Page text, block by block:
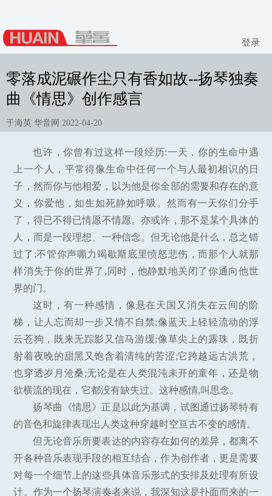
登录
零落成泥碾作尘只有香如故--扬琴独奏
曲《情思》创作感言
于海英 华音网 2022-04-20
也许，你曾有过这样一段经历:一天，你的生命中遇
上一个人，平常得像生命中任何一个与人最初相识的日
子，然而你与他相爱，以为他是你全部的需要和存在的意
义，你爱他，如生如死静如呼吸。然而有一天你们分手
了，得已不得已情愿不情愿。亦或许，那不是某个具体的
人，而是一段理想、一种信念。但无论他是什么，总之错
过了;不管你声嘶力竭歇斯底里愤怒悲伤，而那个人就那
样消失于你的世界了,同时，他静默地关闭了你通向他世
界的门。
这时，有一种感情，像悬在天国又消失在云间的阶
梯，让人忘而却一步又情不自禁;像蓝天上轻轻流动的浮
云苍狗，既来无踪影又信马游缓;像草尖上的露珠，既折
射着夜晚的甜黑又饱含着清纯的苦涩;它跨越远古洪荒，
也穿透岁月沧桑;无论是在人类混沌未开的童年，还是物
欲横流的现在，它都没有缺失过。这种感情,叫思念。
扬琴曲《情思》正是以此为基调，试图通过扬琴特有
的音色和旋律表现出人类这种穿越时空亘古不变的感情。
但无论音乐所要表达的内容存在如何的差异，都离不
开各种音乐表现手段的相互结合，作为创作者，更是需要
对每一个细节上的这些具体音乐形式的安排及处理有所设
计。作为一个扬琴演奏者来说，我深知这是扑面而来的一